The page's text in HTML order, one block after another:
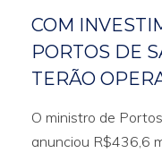
COM
PORTOS DE
TERÃO
O ministro de
anunciou R$436,6